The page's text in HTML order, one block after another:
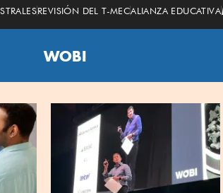
REVISIÓN DEL T-MECALIANZA EDUCATIVA
WOBI